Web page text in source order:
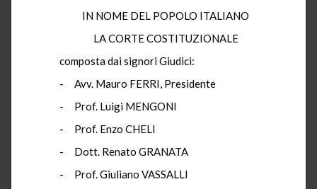
IN NOME DEL POPOLO ITALIANO
LA CORTE COSTITUZIONALE
composta dai signori Giudici:
- Avv. Mauro FERRI, Presidente
- Prof. Luigi MENGONI
- Prof. Enzo CHELI
- Dott. Renato GRANATA
- Prof. Giuliano VASSALLI